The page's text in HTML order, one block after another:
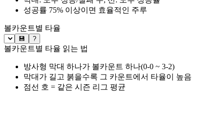
성공률 75% 이상이면 효율적인 주루
볼카운트별 타율
💾 ?
볼카운트별 타율 읽는 법
방사형 막대 하나가 볼카운트 하나(0-0 ~ 3-2)
막대가 길고 붉을수록 그 카운트에서 타율이 높음
점선 호 = 같은 시즌 리그 평균